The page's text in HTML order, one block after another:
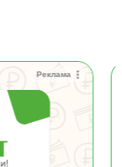
Реклама